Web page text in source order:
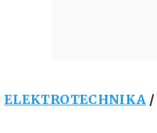
ELEKTROTECHNIKA /